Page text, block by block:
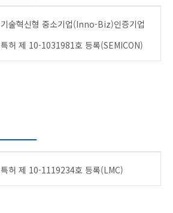
기술혁신형 중소기업(Inno-Biz)인증기업
특허 제 10-1031981호 등록(SEMICON)
특허 제 10-1119234호 등록(LMC)